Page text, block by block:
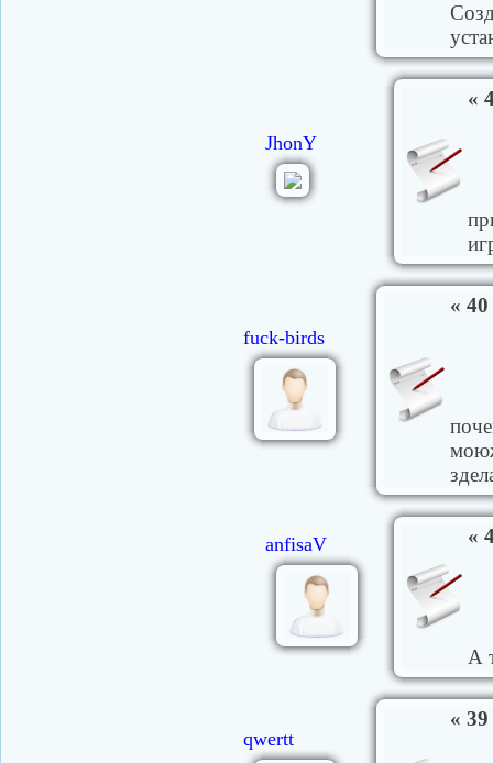
JhonY
«
fuck-birds
« 40
anfisaV «
А
qwertt
« 39